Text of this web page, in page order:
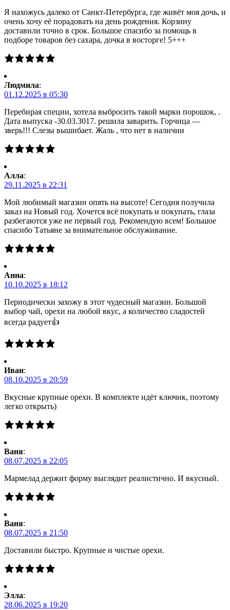
Я нахожусь далеко от Санкт-Петербурга, где живёт моя дочь, и
очень хочу её порадовать на день рождения. Корзину
доставили точно в срок. Большое спасибо за помощь в
подборе товаров без сахара, дочка в восторге! 5+++
Людмила:
01.12.2025 в 05:30
Перебирая специи, хотела выбросить такой марки порошок, .
Дата выпуска -30.03.3017. решила заварить. Горчица —
зверь!!! Слезы вышибает. Жаль , что нет в наличии
Алла:
29.11.2025 в 22:31
Мой любимый магазин опять на высоте! Сегодня получила
заказ на Новый год. Хочется всё покупать и покупать, глаза
разбегаются уже не первый год. Рекомендую всем! Большое
спасибо Татьяне за внимательное обслуживание.
Анна:
10.10.2025 в 18:12
Периодически захожу в этот чудесный магазин. Большой
выбор чай, орехи на любой вкус, а количество сладостей
всегда радует👍
Иван:
08.10.2025 в 20:59
Вкусные крупные орехи. В комплекте идёт ключик, поэтому
легко открыть)
Ваня:
08.07.2025 в 22:05
Мармелад держит форму выглядит реалистично. И вкусный.
Ваня:
08.07.2025 в 21:50
Доставили быстро. Крупные и чистые орехи.
Элла:
28.06.2025 в 19:20